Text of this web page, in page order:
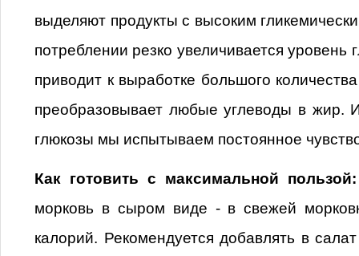
выделяют продукты с высоким
потреблении резко увеличивается уровень
приводит к выработке большого
преобразовывает любые углеводы в жир.
глюкозы мы испытываем постоянное
Как готовить с максимальной
морковь в сыром виде - в свежей
калорий. Рекомендуется добавлять в